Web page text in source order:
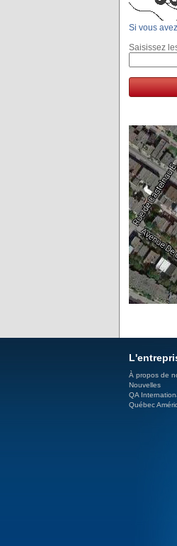
Si vous
Saisissez
À propos de
Nouvelles
QA
Québec